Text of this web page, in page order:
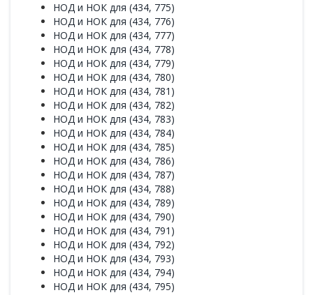
НОД и НОК для (434, 775)
НОД и НОК для (434, 776)
НОД и НОК для (434, 777)
НОД и НОК для (434, 778)
НОД и НОК для (434, 779)
НОД и НОК для (434, 780)
НОД и НОК для (434, 781)
НОД и НОК для (434, 782)
НОД и НОК для (434, 783)
НОД и НОК для (434, 784)
НОД и НОК для (434, 785)
НОД и НОК для (434, 786)
НОД и НОК для (434, 787)
НОД и НОК для (434, 788)
НОД и НОК для (434, 789)
НОД и НОК для (434, 790)
НОД и НОК для (434, 791)
НОД и НОК для (434, 792)
НОД и НОК для (434, 793)
НОД и НОК для (434, 794)
НОД и НОК для (434, 795)